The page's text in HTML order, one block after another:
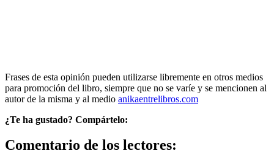
Frases de esta opinión pueden utilizarse libremente en otros medios
para promoción del libro, siempre que no se varíe y se mencionen al
autor de la misma y al medio anikaentrelibros.com
¿Te ha gustado? Compártelo:
Comentario de los lectores: